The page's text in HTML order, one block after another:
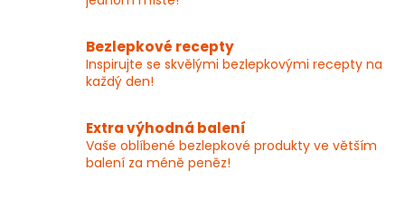
í
p
r
y
v
ý
Bezlepkové recepty
Inspirujte se skvělými bezlepkovými recepty na
každý den!
Extra výhodná balení
Vaše oblíbené bezlepkové produkty ve větším
balení za méně peněz!